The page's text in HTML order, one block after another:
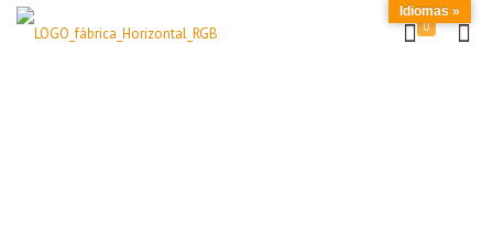
0
Idiomas »